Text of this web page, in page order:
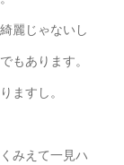
麗じゃないし
もあります。
ますし。
みえて一見ハ